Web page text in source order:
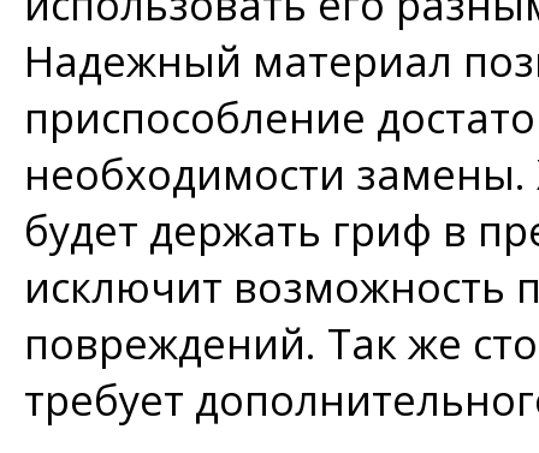
Надежный материал
приспособление
необходимости
будет держать гриф в
исключит возможность
повреждений. Так же
требует